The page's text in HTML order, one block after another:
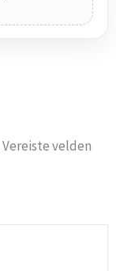
Vereiste velden